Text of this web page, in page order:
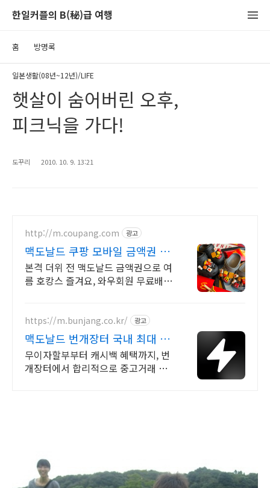
한일커플의 B(秘)급 여행
홈 방명록
일본생활(08년~12년)/LIFE
햇살이 숨어버린 오후,
피크닉을 가다!
도꾸리 2010. 10. 9. 13:21
http://m.coupang.com 광고
맥도날드 쿠팡 모바일 금액권 즉
시 사용
본격 더위 전 맥도날드 금액권으로 여
름 호캉스 즐겨요, 와우회원 무료배송
https://m.bunjang.co.kr/ 광고
맥도날드 번개장터 국내 최대 브
랜드 중고거래
무이자할부부터 캐시백 혜택까지, 번
개장터에서 합리적으로 중고거래 하